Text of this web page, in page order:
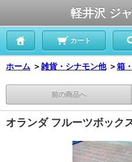
軽井沢 ジ
カート
ホーム ＞雑貨・シナモン他 ＞箱
前の商品へ
オランダ フルーツボック